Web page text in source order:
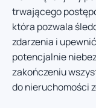
trwającego
która pozwala
zdarzenia i
potencjalnie
zakończeniu
do nieruchomości